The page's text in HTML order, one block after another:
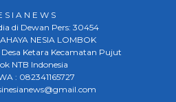
S I A N E W S
di Dewan Pers: 30454
NESIA LOMBOK
Ketara Kecamatan Pujut
NTB Indonesia
: 082341165727